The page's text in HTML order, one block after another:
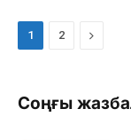
1 2 Next
Соңғы